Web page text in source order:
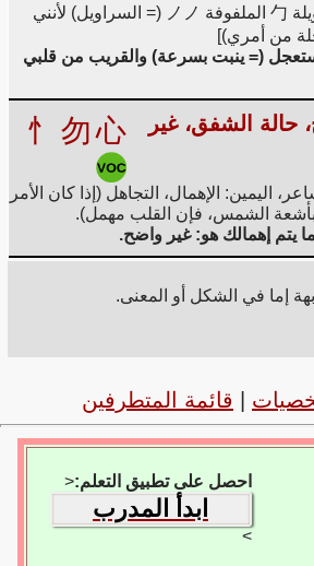
الأشياء الطويلة 勹 الملفوفة ノノ (= السراويل) لأنني
من أمري)]
(= ينبت بسرعة) والقريب من قلبي
حالة الشفق، غير
忄 勿心
اليمين: الإهمال، التجاهل (إذا كان الأمر
الشمس، فإن القلب مهمل).
يتم إهمالك هو: غير واضح.
إما في الشكل أو المعنى.
قائمة المتطرفين
احصل على تطبيق التعلم:<
ابدأ المدرب
>